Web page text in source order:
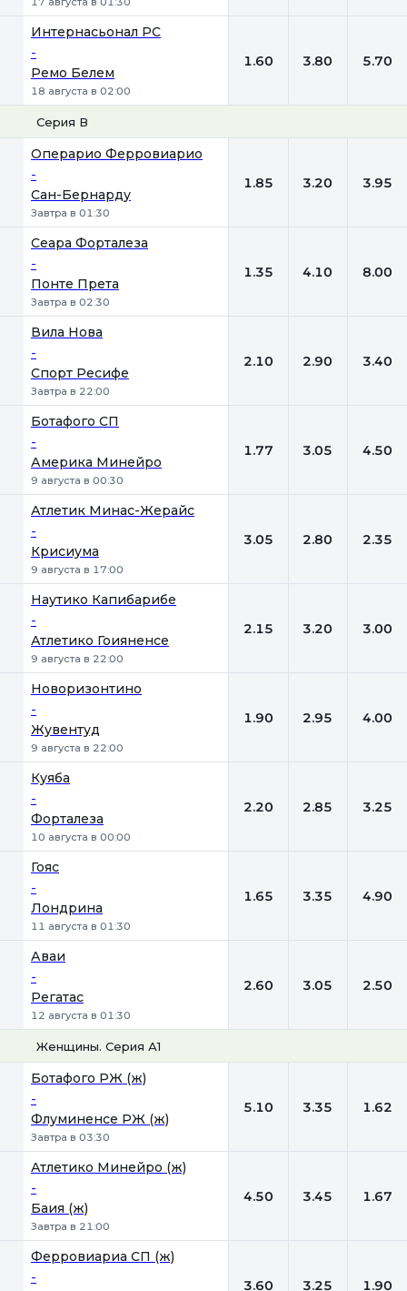
Интернасьонал РС
-
Ремо Белем
18 августа в 02:00
1.60 3.80 5.70
Серия В
Операрио Ферровиарио
-
Сан-Бернарду
Завтра в 01:30
1.85 3.20 3.95
Сеара Форталеза
-
Понте Прета
Завтра в 02:30
1.35 4.10 8.00
Вила Нова
-
Спорт Ресифе
Завтра в 22:00
2.10 2.90 3.40
Ботафого СП
-
Америка Минейро
9 августа в 00:30
1.77 3.05 4.50
Атлетик Минас-Жерайс
-
Крисиума
9 августа в 17:00
3.05 2.80 2.35
Наутико Капибарибе
-
Атлетико Гоияненсе
9 августа в 22:00
2.15 3.20 3.00
Новоризонтино
-
Жувентуд
9 августа в 22:00
1.90 2.95 4.00
Куяба
-
Форталеза
10 августа в 00:00
2.20 2.85 3.25
Гояс
-
Лондрина
11 августа в 01:30
1.65 3.35 4.90
Аваи
-
Регатас
12 августа в 01:30
2.60 3.05 2.50
Женщины. Серия А1
Ботафого РЖ (ж)
-
Флуминенсе РЖ (ж)
Завтра в 03:30
5.10 3.35 1.62
Атлетико Минейро (ж)
-
Баия (ж)
Завтра в 21:00
4.50 3.45 1.67
Ферровиариа СП (ж)
- 3.60 3.25 1.90